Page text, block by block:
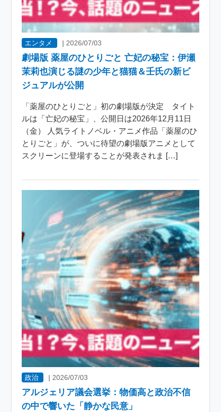
エンタメ | 2026/07/03
劇場版 薬屋のひとりごと 亡妃の秘宝：伊瀬
茉莉也演じる謎の少年と猫猫＆壬氏の新ビ
ジュアルが公開
「薬屋のひとりごと」初の劇場版が決定 タイト
ルは「亡妃の秘宝」、公開日は2026年12月11日
（金） 人気ライトノベル・アニメ作品「薬屋のひ
とりごと」が、ついに待望の劇場版アニメとして
スクリーンに登場することが発表されま […]
政治 |2026/07/03
アルジェリア議会選挙：物価高と政治不信
の中で響いた「静かな民意」